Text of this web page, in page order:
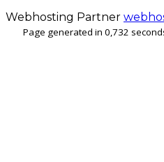
Webhosting Partner
Page generated in 0,732